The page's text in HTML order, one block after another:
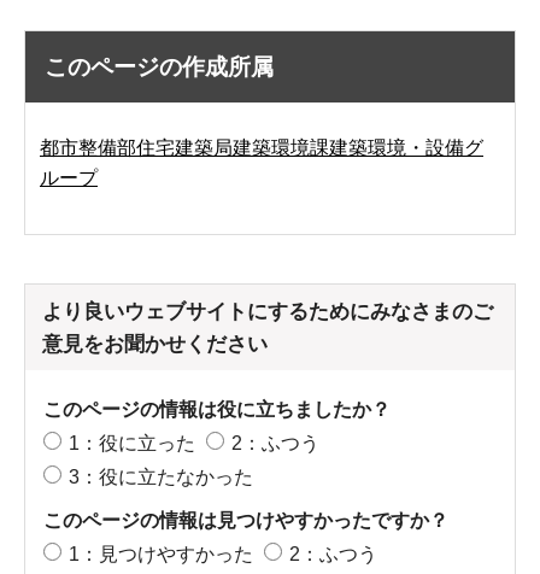
このページの作成所属
都市整備部住宅建築局建築環境課建築環境・設備グ
ループ
より良いウェブサイトにするためにみなさまのご
意見をお聞かせください
このページの情報は役に立ちましたか？
1：役に立った
2：ふつう
3：役に立たなかった
このページの情報は見つけやすかったですか？
1：見つけやすかった
2：ふつう